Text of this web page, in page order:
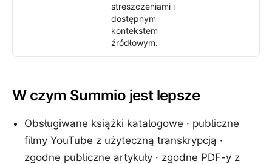
streszczeniami i
dostępnym
kontekstem
źródłowym.
W czym Summio jest lepsze
Obsługiwane książki katalogowe · publiczne
filmy YouTube z użyteczną transkrypcją ·
zgodne publiczne artykuły · zgodne PDF-y z